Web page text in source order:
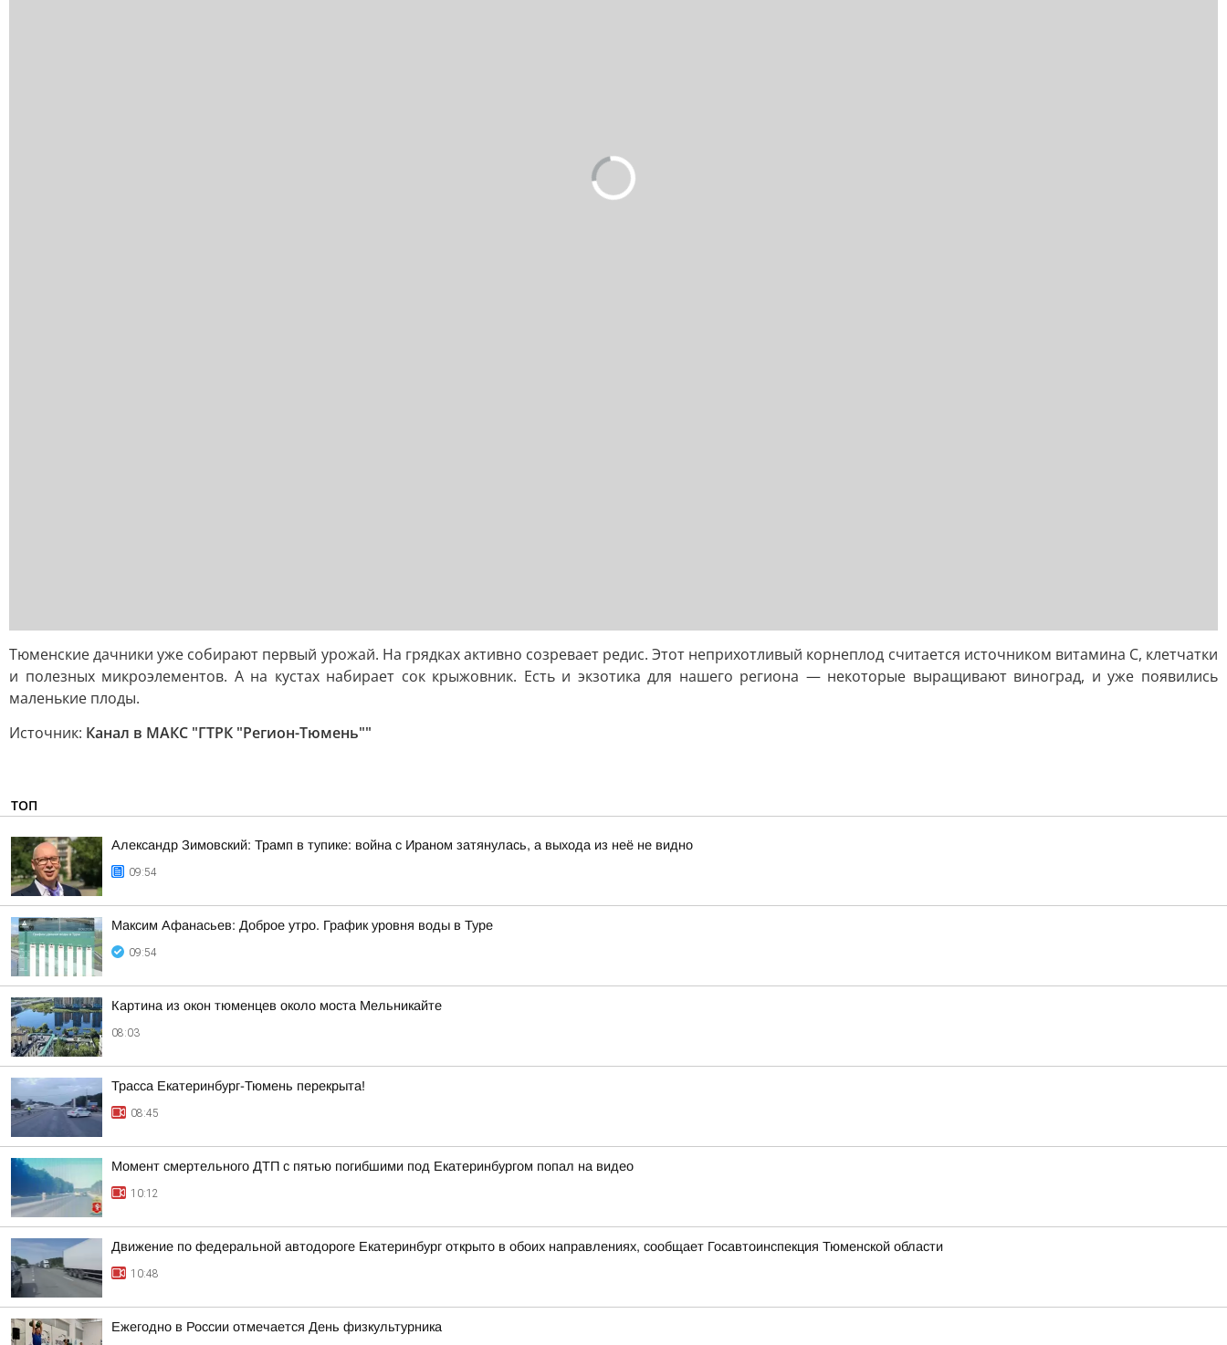
Тюменские дачники уже собирают первый урожай. На грядках активно созревает редис. Этот неприхотливый корнеплод считается источником витамина С, клетчатки
и полезных микроэлементов. А на кустах набирает сок крыжовник. Есть и экзотика для нашего региона — некоторые выращивают виноград, и уже появились
маленькие плоды.
Источник: Канал в МАКС "ГТРК "Регион-Тюмень""
ТОП
Александр Зимовский: Трамп в тупике: война с Ираном затянулась, а выхода из неё не видно
09:54
Максим Афанасьев: Доброе утро. График уровня воды в Туре
09:54
Картина из окон тюменцев около моста Мельникайте
08:03
Трасса Екатеринбург-Тюмень перекрыта!
08:45
Момент смертельного ДТП с пятью погибшими под Екатеринбургом попал на видео
10:12
Движение по федеральной автодороге Екатеринбург открыто в обоих направлениях, сообщает Госавтоинспекция Тюменской области
10:48
Ежегодно в России отмечается День физкультурника